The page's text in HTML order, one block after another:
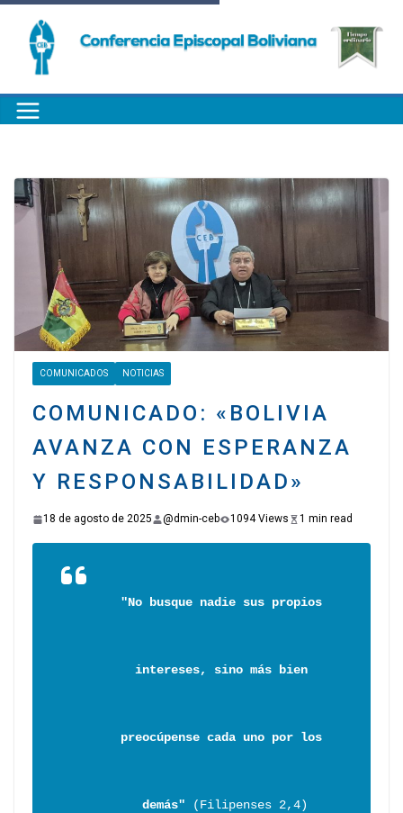
COMUNICADOS NOTICIAS
COMUNICADO: «BOLIVIA
AVANZA CON ESPERANZA
Y RESPONSABILIDAD»
18 de agosto de 2025 @dmin-ceb 1094 Views 1 min read
"No busque nadie sus propios
intereses, sino más bien
preocúpense cada uno por los
demás" (Filipenses 2,4)